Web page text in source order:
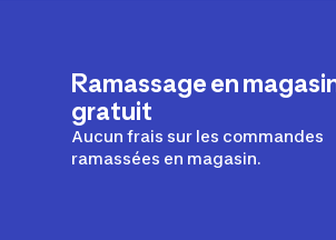
Ramassage en
gratuit
Aucun frais sur les commandes
ramassées en magasin.